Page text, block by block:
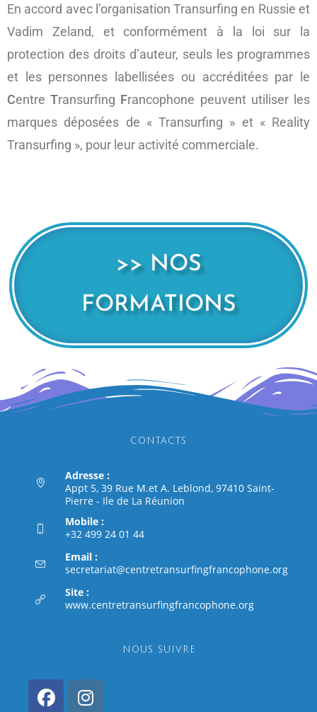
En accord avec l’organisation Transurfing en Russie et
Vadim Zeland, et conformément à la loi sur la
protection des droits d’auteur, seuls les programmes
et les personnes labellisées ou accréditées par le
CentreTransurfing Francophone peuvent utiliser les
marques déposées de « Transurfing » et « Reality
Transurfing », pour leur activité commerciale.
>> NOS
FORMATIONS
CONTACTS
Adresse :
Appt 5, 39 Rue M.et A. Leblond, 97410 Saint-
Pierre - Ile de La Réunion
Mobile :
+32 499 24 01 44
Email :
secretariat@centretransurfingfrancophone.org
Site :
www.centretransurfingfrancophone.org
NOUS SUIVRE